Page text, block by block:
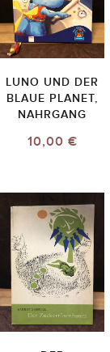
LUNO UND DER
BLAUE PLANET,
NAHRGANG
10,00 €